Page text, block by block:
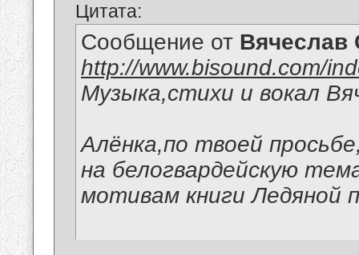
Цитата:
Сообщение от Вячеслав
http://www.bisound.com/
Музыка,стихи и вокал
Алёнка,по твоей
на белогвардейскую
мотивам книги Ледяной